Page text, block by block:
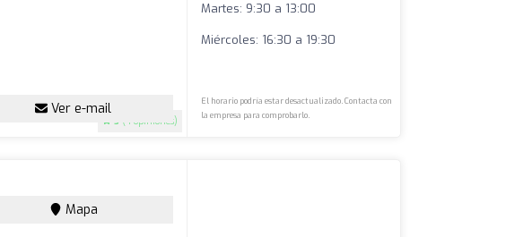
5 (4 opiniones)
Ver e-mail
Martes: 9:30 a 13:00
Miércoles: 16:30 a 19:30
El horario podría estar desactualizado. Contacta con
la empresa para comprobarlo.
Mapa